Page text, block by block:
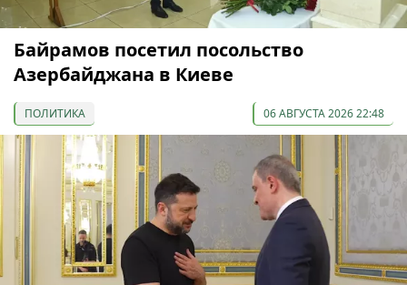
Байрамов посетил посольство
Азербайджана в Киеве
ПОЛИТИКА 06 АВГУСТА 2026 22:48